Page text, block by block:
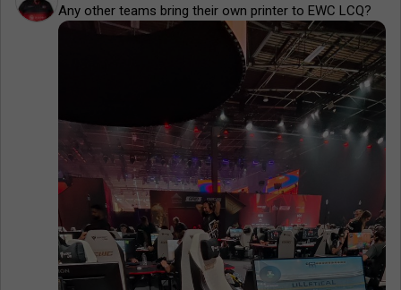
Any other teams bring their own printer to EWC LCQ?